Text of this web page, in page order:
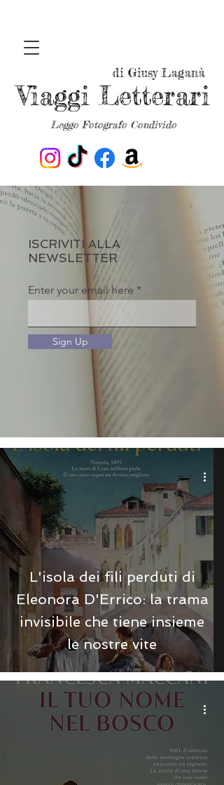
Leggo Fotografo Condivido
Viaggi Letterari
di Giusy Laganà
ISCRIVITI ALLA
NEWSLETTER
Enter your email here
Sign Up
L'isola dei fili perduti di
Eleonora D'Errico: la trama
invisibile che tiene insieme
le nostre vite